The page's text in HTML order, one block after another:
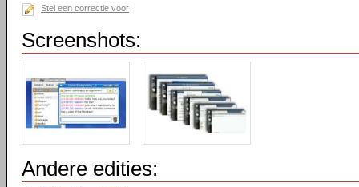
Stel een correctie voor
Screenshots:
Andere edities: